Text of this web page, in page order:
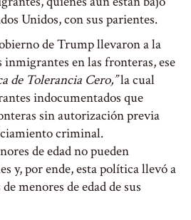
Unidos, con sus parientes.
de Trump llevaron a la
en las fronteras, ese
de Tolerancia Cero,”la cual
indocumentados que
sin autorización previa
criminal.
de edad no pueden
y, por ende, esta política llevó a
menores de edad de sus